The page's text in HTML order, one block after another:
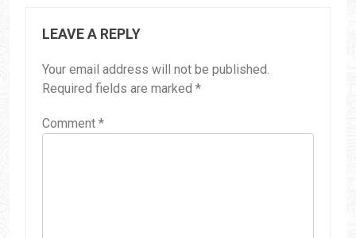
LEAVE A REPLY
Your email address will not be published.
Required fields are marked *
Comment *